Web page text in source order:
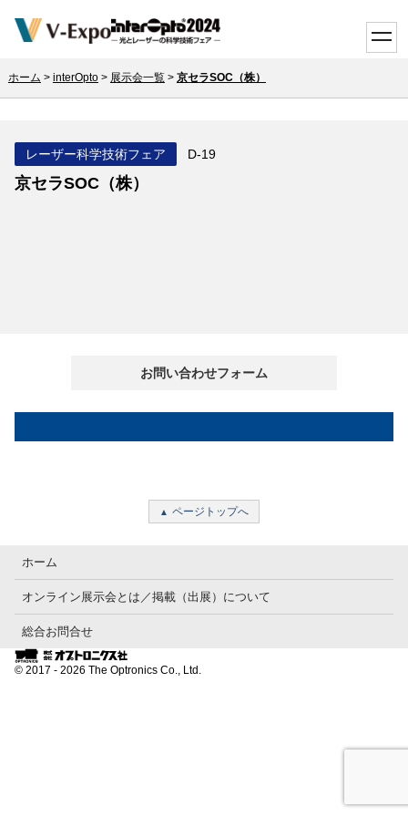
ホーム > interOpto> 展示会一覧> 京セラSOC（株）
レーザー科学技術フェア D-19
京セラSOC（株）
お問い合わせフォーム
ページトップへ
ホーム
オンライン展示会とは／掲載（出展）について
総合お問合せ
© 2017 - 2026 The Optronics Co., Ltd.